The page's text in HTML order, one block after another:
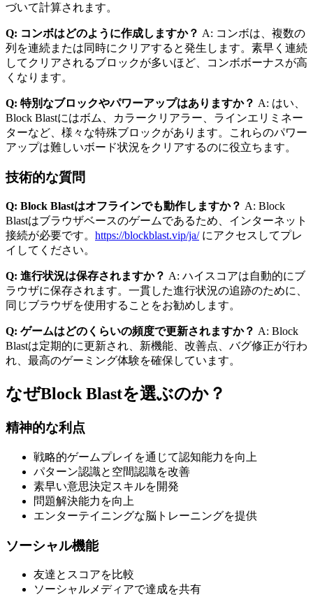
づいて計算されます。
Q: コンボはどのように作成しますか？ A: コンボは、複数の
列を連続または同時にクリアすると発生します。素早く連続
してクリアされるブロックが多いほど、コンボボーナスが高
くなります。
Q: 特別なブロックやパワーアップはありますか？ A: はい、
Block Blastにはボム、カラークリアラー、ラインエリミネー
ターなど、様々な特殊ブロックがあります。これらのパワー
アップは難しいボード状況をクリアするのに役立ちます。
技術的な質問
Q: Block Blastはオフラインでも動作しますか？ A: Block
Blastはブラウザベースのゲームであるため、インターネット
接続が必要です。 https://blockblast.vip/ja/にアクセスしてプレ
イしてください。
Q: 進行状況は保存されますか？ A: ハイスコアは自動的にブ
ラウザに保存されます。一貫した進行状況の追跡のために、
同じブラウザを使用することをお勧めします。
Q: ゲームはどのくらいの頻度で更新されますか？ A: Block
Blastは定期的に更新され、新機能、改善点、バグ修正が行わ
れ、最高のゲーミング体験を確保しています。
なぜBlock Blastを選ぶのか？
精神的な利点
戦略的ゲームプレイを通じて認知能力を向上
パターン認識と空間認識を改善
素早い意思決定スキルを開発
問題解決能力を向上
エンターテイニングな脳トレーニングを提供
ソーシャル機能
友達とスコアを比較
ソーシャルメディアで達成を共有